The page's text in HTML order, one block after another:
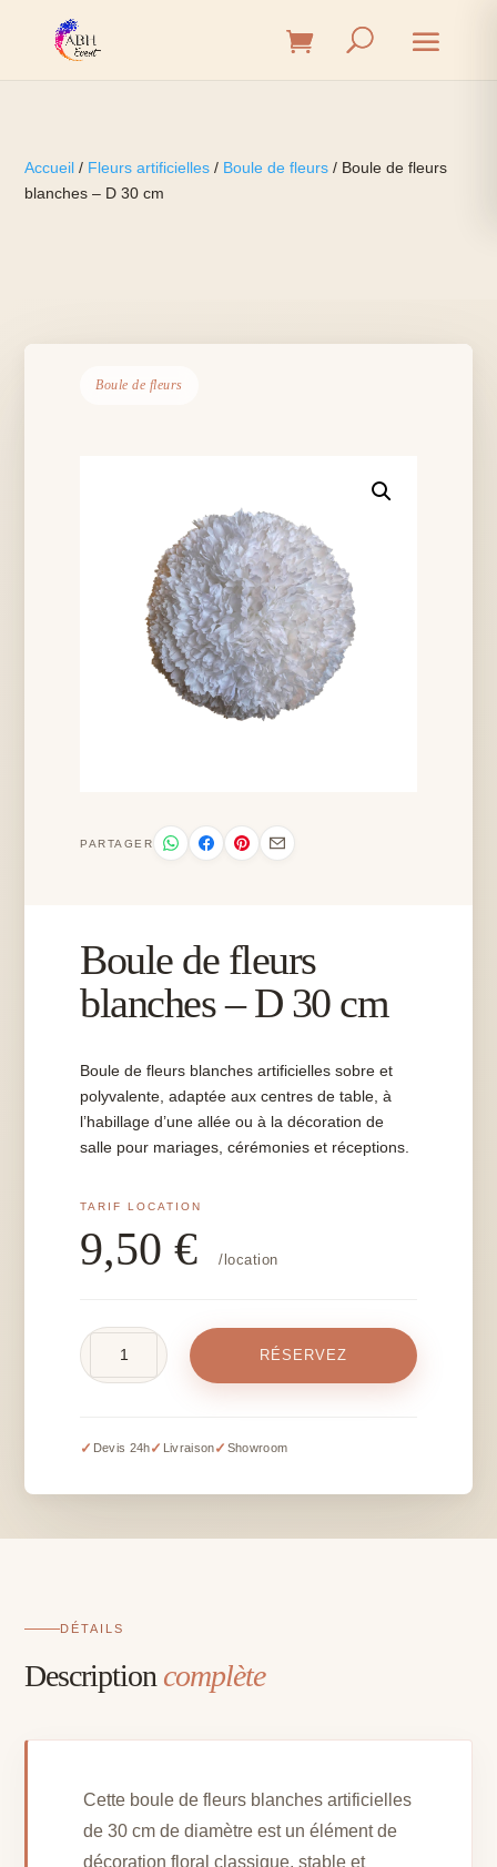
Accueil / Fleurs artificielles / Boule de fleurs / Boule de fleurs
blanches – D 30 cm
Boule de fleurs
PARTAGER
Boule de fleurs
blanches – D 30 cm
Boule de fleurs blanches artificielles sobre et
polyvalente, adaptée aux centres de table, à
l’habillage d’une allée ou à la décoration de
salle pour mariages, cérémonies et réceptions.
9,50€ /location
fleurs
-
RÉSERVEZ
✓ Devis 24h✓ Livraison✓ Showroom
DÉTAILS
Description complète
Cette boule de fleurs blanches artificielles
de 30 cm de diamètre est un élément de
décoration floral classique, stable et